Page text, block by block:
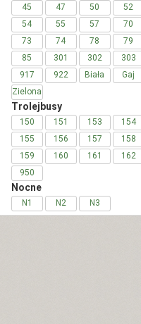
45
47 50
52
54
55 57
70
73
74 78
79
85
301 302
303
917
922 Biała
Gaj
Zielona
Trolejbusy
150 151 153
154
155
156 157
158
159
160 161
162
950
Nocne
N1 N2 N3